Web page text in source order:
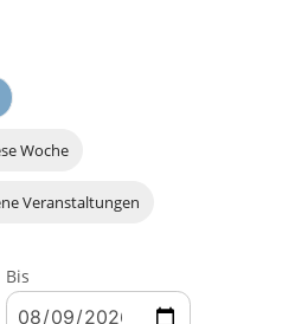
Woche
Veranstaltungen
Bis